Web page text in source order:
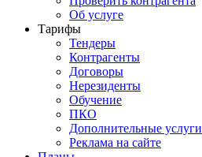
Об услуге
Тарифы
Тендеры
Контрагенты
Договоры
Нерезиденты
Обучение
ПКО
Дополнительные услуги
Реклама на сайте